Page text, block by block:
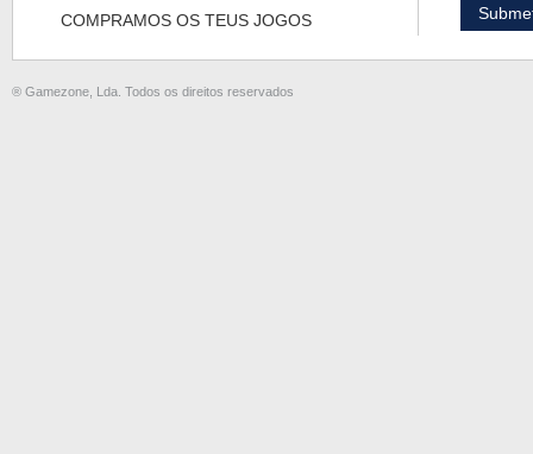
COMPRAMOS OS TEUS JOGOS
® Gamezone, Lda. Todos os direitos reservados